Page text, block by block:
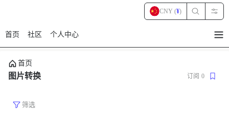
首页 社区 个人中心
CNY (¥)
首页
图片转换 订阅 0
筛选